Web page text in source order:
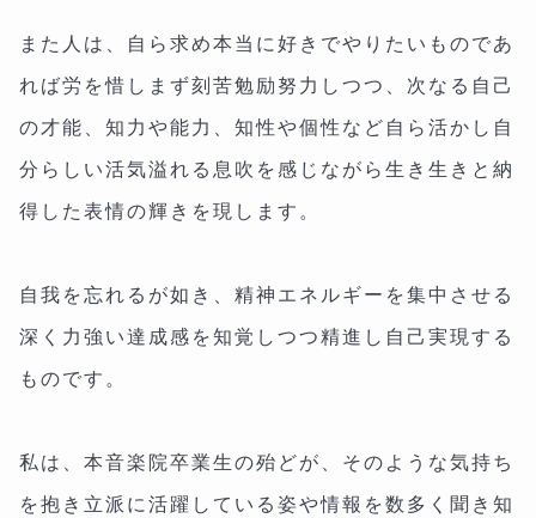
また人は、自ら求め本当に好きでやりたいものであ
れば労を惜しまず刻苦勉励努力しつつ、次なる自己
の才能、知力や能力、知性や個性など自ら活かし自
分らしい活気溢れる息吹を感じながら生き生きと納
得した表情の輝きを現します。
自我を忘れるが如き、精神エネルギーを集中させる
深く力強い達成感を知覚しつつ精進し自己実現する
ものです。
私は、本音楽院卒業生の殆どが、そのような気持ち
を抱き立派に活躍している姿や情報を数多く聞き知